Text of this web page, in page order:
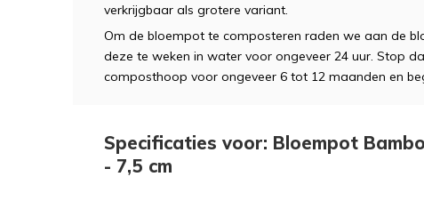
verkrijgbaar als grotere variant.
Om de bloempot te composteren raden we aan de
deze te weken in water voor ongeveer 24 uur. Stop
composthoop voor ongeveer 6 tot 12 maanden en
Specificaties voor: Bloempot
- 7,5 cm